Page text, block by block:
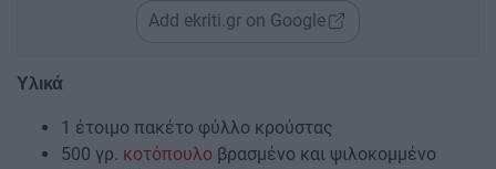
Add ekriti.gr on Google
Υλικά
1 έτοιμο πακέτο φύλλο κρούστας
500 γρ. κοτόπουλο βρασμένο και ψιλοκομμένο